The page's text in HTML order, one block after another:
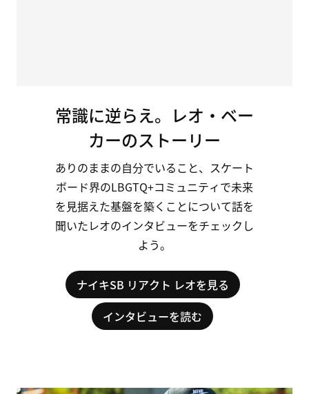
常識に逆らえ。レオ・ベー
カーのストーリー
ありのままの自分でいること、 スケート
ボード界のLBGTQ+コミュニティで未来
を 見据えた基盤を築く ことについて話を
聞いたレオのインタ ビューをチェック し
よう。
ナイキSB リアクト レオを見る
インタビューを読む